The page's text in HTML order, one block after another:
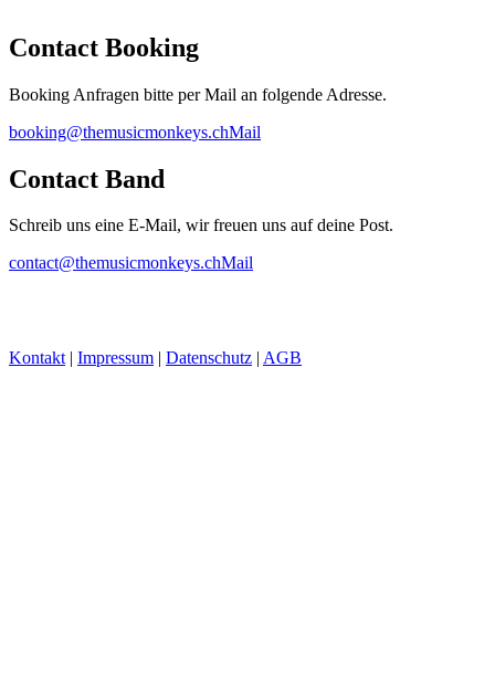
Contact Booking
Booking Anfragen bitte per Mail an folgende Adresse.
booking@themusicmonkeys.chMail
Contact Band
Schreib uns eine E-Mail, wir freuen uns auf deine Post.
contact@themusicmonkeys.chMail
Kontakt | Impressum | Datenschutz | AGB